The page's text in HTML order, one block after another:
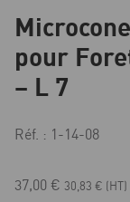
pour
– L 7
Réf. : 1-14-08
37,00 € 30,83 € (HT)